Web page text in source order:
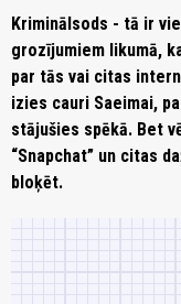
Kriminālsods - tā ir
grozījumiem likumā,
par tās vai citas
izies cauri Saeimai,
stājušies spēkā. Bet
“Snapchat” un citas
bloķēt.